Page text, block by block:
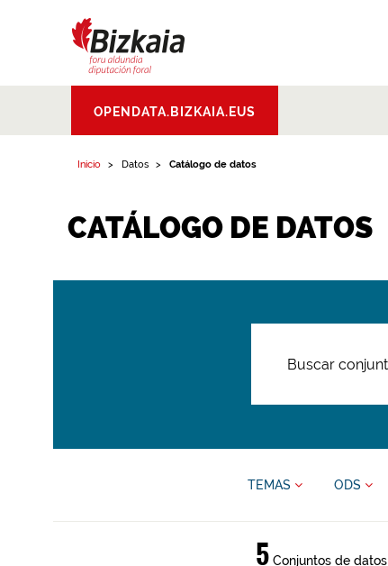
Aldundia.Diputacion
Foral de Bizkaia
OPENDATA.BIZKAIA.EUS
Inicio Datos Catálogo de datos
CATÁLOGO DE DATOS
TEMAS ODS
5Conjuntos de datos